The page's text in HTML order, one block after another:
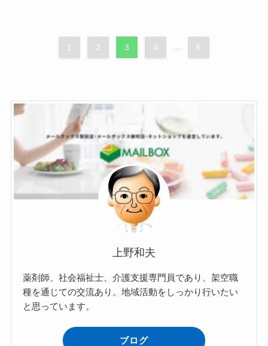
1 2 3 4 ... 6
上野和夫
薬剤師、社会福祉士、介護支援専門員であり、架空職
種を通じての交流あり。地域活動をしっかり行いたい
と思っています。
ブログ